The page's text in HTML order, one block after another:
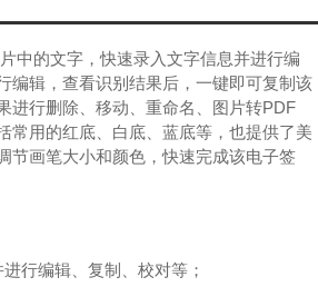
的文字，快速录入文字信息并进行编
编辑，查看识别结果后，一键即可复制该
进行删除、移动、重命名、图片转PDF
常用的红底、白底、蓝底等，也提供了美
节画笔大小和颜色，快速完成该电子签
行编辑、复制、校对等；